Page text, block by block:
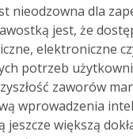
nieodzowna dla
jest, że
elektroniczne
potrzeb
zaworów
wprowadzenia
większą